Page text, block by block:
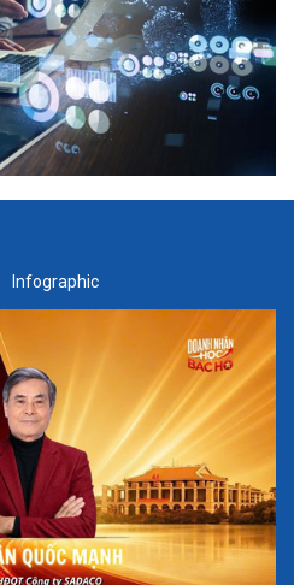
Infographic